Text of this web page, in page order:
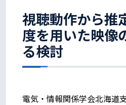
視聴動作から推
度を用いた映像
る検討
電気・情報関係学会北海道